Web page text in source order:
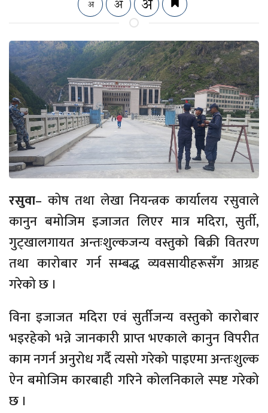
रसुवा– कोष तथा लेखा नियन्त्रक कार्यालय रसुवाले
कानुन बमोजिम इजाजत लिएर मात्र मदिरा, सुर्ती,
गुट्खालगायत अन्तःशुल्कजन्य वस्तुको बिक्री वितरण
तथा कारोबार गर्न सम्बद्ध व्यवसायीहरूसँग आग्रह
गरेको छ ।
विना इजाजत मदिरा एवं सुर्तीजन्य वस्तुको कारोबार
भइरहेको भन्ने जानकारी प्राप्त भएकाले कानुन विपरीत
काम नगर्न अनुरोध गर्दै त्यसो गरेको पाइएमा अन्तःशुल्क
ऐन बमोजिम कारबाही गरिने कोलनिकाले स्पष्ट गरेको
छ ।